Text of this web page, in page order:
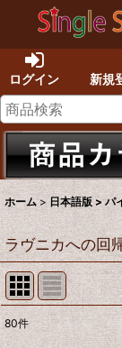
ログイン 新規
ホーム > 日本語版 > パ
ラヴニカへの回
表示数
80件